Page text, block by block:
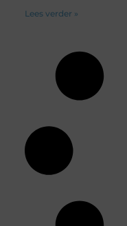
Lees verder »